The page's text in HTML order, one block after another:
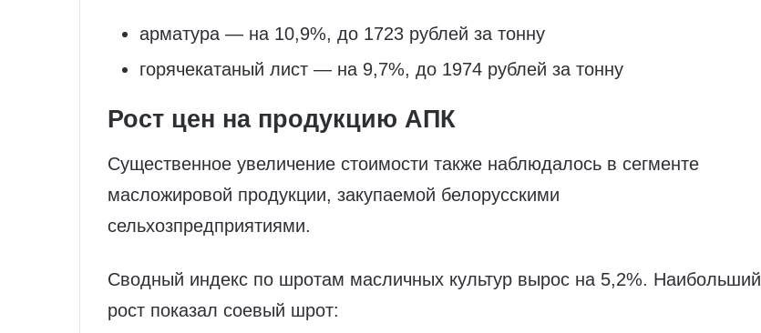
арматура — на 10,9%, до 1723 рублей за тонну
горячекатаный лист — на 9,7%, до 1974 рублей за тонну
Рост цен на продукцию АПК
Существенное увеличение стоимости также наблюдалось в сегменте
масложировой продукции, закупаемой белорусскими
сельхозпредприятиями.
Сводный индекс по шротам масличных культур вырос на 5,2%. Наибольший
рост показал соевый шрот: